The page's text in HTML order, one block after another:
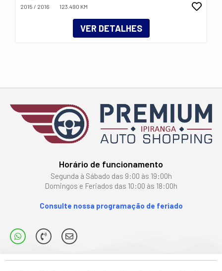
2013 / 2014 126.258 KM
Horário de funcionamento
Segunda à Sábado das 9:00 às 19:00h
Domingos e Feriados das 10:00 às 18:00h
Consulte nossa programação de feriado